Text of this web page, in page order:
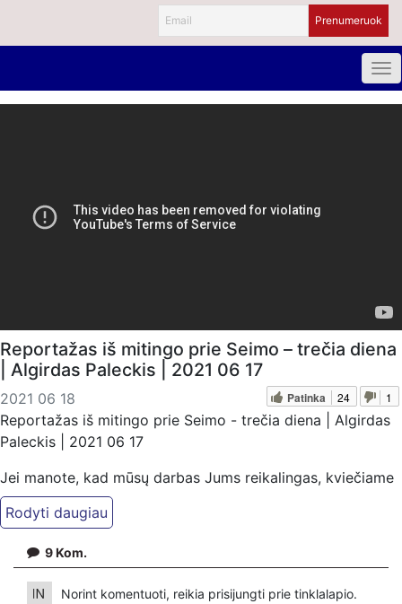
Reportažas iš mitingo prie Seimo – trečia diena
| Algirdas Paleckis | 2021 06 17
2021 06 18 Patinka 24 1
Reportažas iš mitingo prie Seimo - trečia diena | Algirdas
Paleckis | 2021 06 17
Jei manote, kad mūsų darbas Jums reikalingas, kviečiame
paremti: Patreon platformoje
patreon.com/KazimierasJuraitis; Tiesiogiai pervedant per
"Kaisakas", LT477300010078090515 Paskirtyje nurodant
''Auka''.
9Kom.
Norint komentuoti, reikia prisijungti prie tinklalapio.